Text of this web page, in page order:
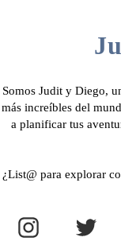
Somos Judit y Diego,
más increíbles del
a planificar tus
¿List@ para explorar